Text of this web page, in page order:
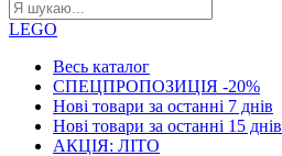
LEGO
Весь каталог
СПЕЦПРОПОЗИЦІЯ -20%
Нові товари за останнi 7 днiв
Нові товари за останнi 15 днiв
АКЦІЯ: ЛІТО